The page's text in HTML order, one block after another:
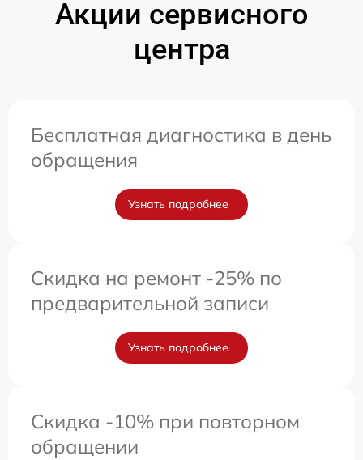
Акции сервисного
центра
Бесплатная диагностика в день
обращения
Узнать подробнее
Скидка на ремонт -25% по
предварительной записи
Узнать подробнее
Скидка -10% при повторном
обращении